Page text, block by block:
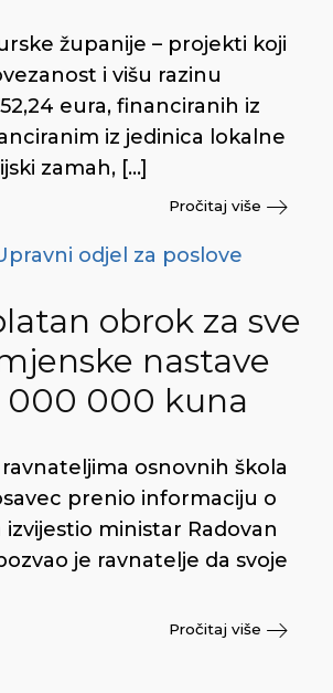
županije – projekti koji
i višu razinu
eura, financiranih iz
iz jedinica lokalne
zamah, […]
Pročitaj više
odjel za poslove
obrok za sve
nastave
000 000 kuna
osnovnih škola
prenio informaciju o
ministar Radovan
je ravnatelje da svoje
Pročitaj više